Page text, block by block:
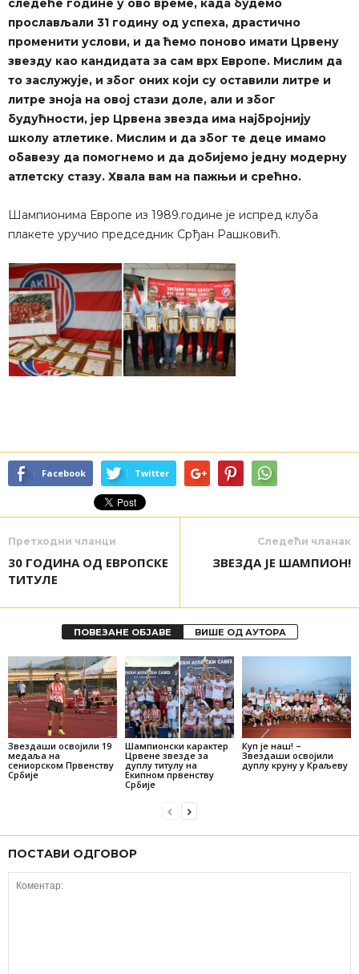
следеће године у ово време, када будемо
прослављали 31 годину од успеха, драстично
променити услови, и да ћемо поново имати Црвену
звезду као кандидата за сам врх Европе. Мислим да
то заслужује, и због оних који су оставили литре и
литре зноја на овој стази доле, али и због
будућности, јер Црвена звезда има најбројнију
школу атлетике. Мислим и да због те деце имамо
обавезу да помогнемо и да добијемо једну модерну
атлетску стазу. Хвала вам на пажњи и срећно.
Шампионима Европе из 1989.године је испред клуба
плакете уручио председник Срђан Рашковић.
Facebook Twitter
Претходни чланци
30 ГОДИНА ОД ЕВРОПСКЕ
ТИТУЛЕ
Следећи чланак
ЗВЕЗДА ЈЕ ШАМПИОН!
ПОВЕЗАНЕ ОБЈАВЕ ВИШЕ ОД АУТОРА
Звездаши освојили 19
медаља на
сениорском Првенству
Србије
Шампионски карактер
Црвене звезде за
дуплу титулу на
Екипном првенству
Србије
Куп је наш! –
Звездаши освојили
дуплу круну у Краљеву
ПОСТАВИ ОДГОВОР